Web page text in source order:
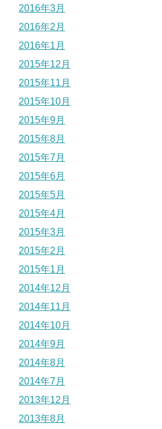
2016年3月
2016年2月
2016年1月
2015年12月
2015年11月
2015年10月
2015年9月
2015年8月
2015年7月
2015年6月
2015年5月
2015年4月
2015年3月
2015年2月
2015年1月
2014年12月
2014年11月
2014年10月
2014年9月
2014年8月
2014年7月
2013年12月
2013年8月